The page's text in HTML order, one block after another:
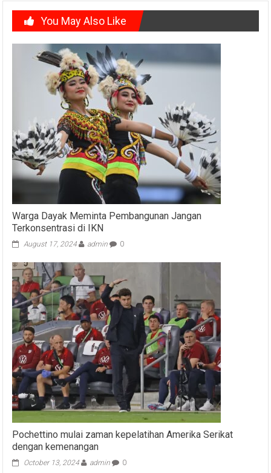
You May Also Like
Warga Dayak Meminta Pembangunan Jangan
Terkonsentrasi di IKN
August 17, 2024 admin 0
Pochettino mulai zaman kepelatihan Amerika Serikat
dengan kemenangan
October 13, 2024 admin 0